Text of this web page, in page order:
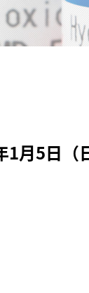
月5日（